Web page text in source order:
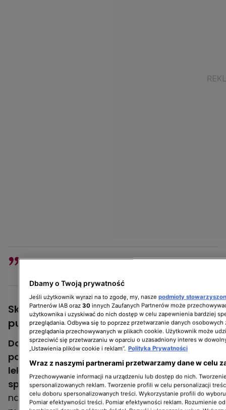
Dobrze, że jest ta sucha kaczka
Składniki potrzebne do przygotowania
pulpetów
Do przygotowania pulpetów Magda i Dorota
potrzebowały jeszcze zmielonych żółtek,
lekko obsmażonych kaczych wątróbek oraz
sporo majeranku.Tak przygotowaną potrawę
należało wymieszać i uformować z niej
Dbamy o Twoją prywatność
Jeśli użytkownik wyrazi na to zgodę, my, nasze podmioty
Partnerów IAB oraz 30 innych Zaufanych Partnerów może
użytkownika i uzyskiwać do nich dostęp w celu zapewnienia bardziej
przeglądania. Odbywa się to poprzez przetwarzanie danych osobowych
przeglądania przechowywanych w plikach cookie. Użytkownik może
sprzeciwić się przetwarzaniu w oparciu o uzasadniony interes w
„Ustawienia plików cookie i reklam”. Polityka Prywatności
Wraz z naszymi partnerami przetwarzamy dane w celu
Przechowywanie informacji na urządzeniu lub dostęp do nich.
spersonalizowanych reklam. Tworzenie profili w celu personalizacji
celu doboru spersonalizowanych treści. Wykorzystanie profili do
Pomiar efektywności treści. Pomiar efektywności reklam. Rozumienie